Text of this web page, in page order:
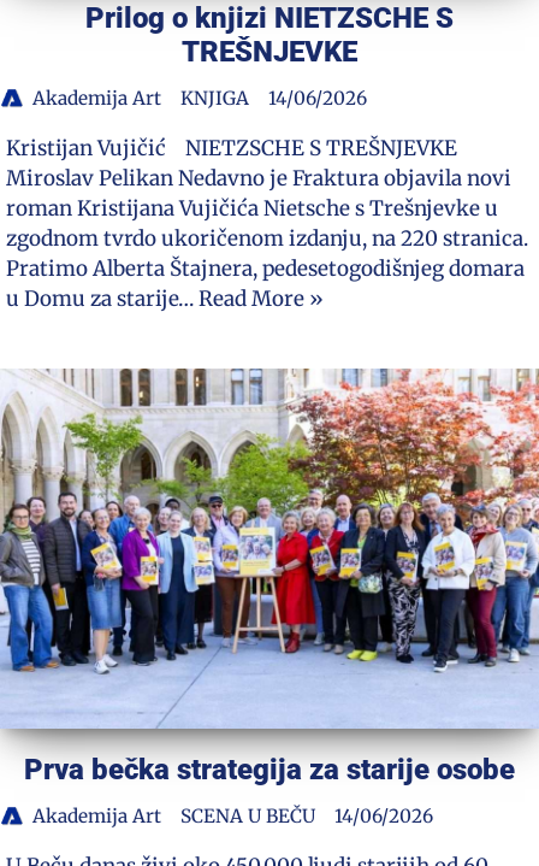
Prilog o knjizi NIETZSCHE S
TREŠNJEVKE
Akademija Art KNJIGA 14/06/2026
Kristijan Vujičić NIETZSCHE S TREŠNJEVKE
Miroslav Pelikan Nedavno je Fraktura objavila novi
roman Kristijana Vujičića Nietsche s Trešnjevke u
zgodnom tvrdo ukoričenom izdanju, na 220 stranica.
Pratimo Alberta Štajnera, pedesetogodišnjeg domara
u Domu za starije…Read More »
Prva bečka strategija za starije osobe
Akademija Art SCENA U BEČU 14/06/2026